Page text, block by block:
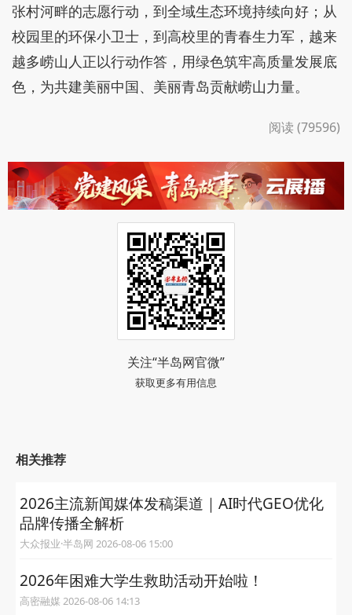
张村河畔的志愿行动，到全域生态环境持续向好；从
校园里的环保小卫士，到高校里的青春生力军，越来
越多崂山人正以行动作答，用绿色筑牢高质量发展底
色，为共建美丽中国、美丽青岛贡献崂山力量。
阅读 (79596)
关注“半岛网官微”
获取更多有用信息
相关推荐
2026主流新闻媒体发稿渠道｜AI时代GEO优化
品牌传播全解析
大众报业·半岛网 2026-08-06 15:00
2026年困难大学生救助活动开始啦！
高密融媒 2026-08-06 14:13